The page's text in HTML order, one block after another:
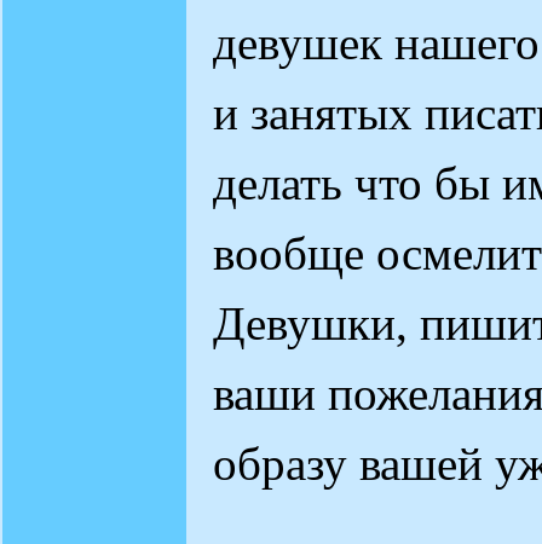
девушек
и занятых
делать что бы
вообще
Девушки,
ваши
образу вашей